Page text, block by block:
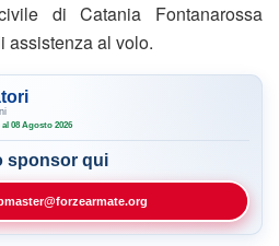
di Catania Fontanarossa
assistenza al volo.
08 Agosto 2026
sponsor qui